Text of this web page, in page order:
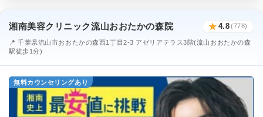
湘南美容クリニック流山おおたかの森院 ★ 4.8(778)
📍 千葉県流山市おおたかの森西1丁目2-3 アゼリアテラス3階(流山おおたかの森
駅徒歩1分)
無料カウンセリングあり